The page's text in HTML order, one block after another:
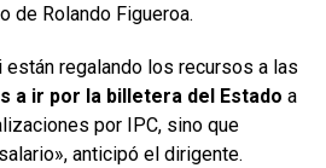
de Rolando Figueroa.
están regalando los recursos a las
a ir por la billetera del Estado a
por IPC, sino que
anticipó el dirigente.